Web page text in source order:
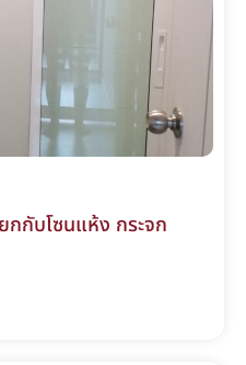
กกับโซนแห้ง กระจก